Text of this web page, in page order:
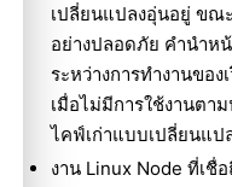
เปลี่ยนแปลงอุ่นอยู่ ขณ
อย่างปลอดภัย คำนำห
ระหว่างการทำงานขอ
เมื่อไม่มีการใช้งานตา
ไคฟ์เก่าแบบเปลี่ยนแป
งาน Linux Node ที่เชื่